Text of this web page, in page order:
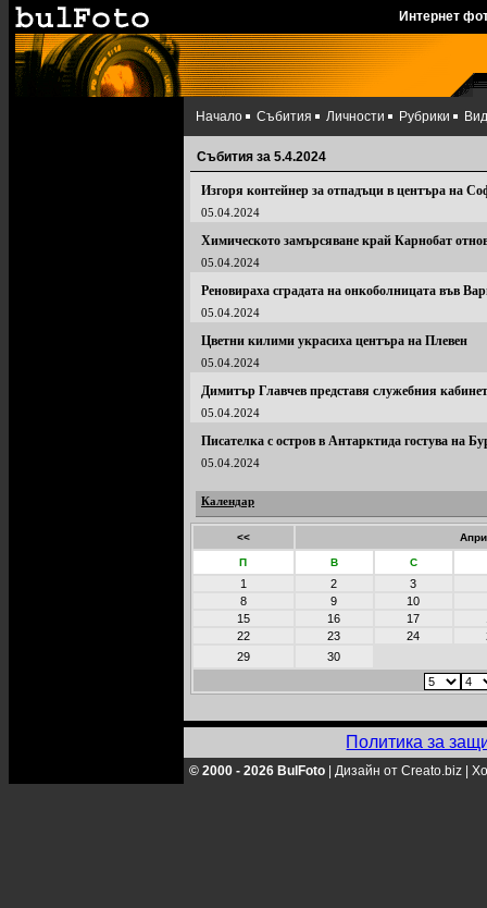
Интернет
Начало Събития Личности Рубрики
Събития за 5.4.2024
Изгоря контейнер за отпадъци в центъра на
05.04.2024
Химическото замърсяване край Карнобат
05.04.2024
Реновираха сградата на онкоболницата във
05.04.2024
Цветни килими украсиха центъра на Плевен
05.04.2024
Димитър Главчев представя служебния
05.04.2024
Писателка с остров в Антарктида гостува на
05.04.2024
Календар
<<
П В С
1 2
3
8
9
10
15
16 17
22
23 24
29
30
Политика за
© 2000 - 2026 BulFoto Дизайн от Creato.biz